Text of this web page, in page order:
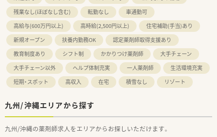
残業なし(ほぼなし含む)
転勤なし
車通勤可
高給与(600万円以上)
高時給(2,500円以上)
住宅補助(手当)あり
新規オープン
扶養内勤務OK
認定薬剤師取得支援あり
教育制度あり
シフト制 かかりつけ薬剤師
大手チェーン
大手チェーン以外
ヘルプ体制充実 一人薬剤師
生活環境充実
短期・スポット
高収入 在宅 積雪なし リゾート
九州/沖縄エリアから探す
九州/沖縄の薬剤師求人をエリアからお探しいただけます。